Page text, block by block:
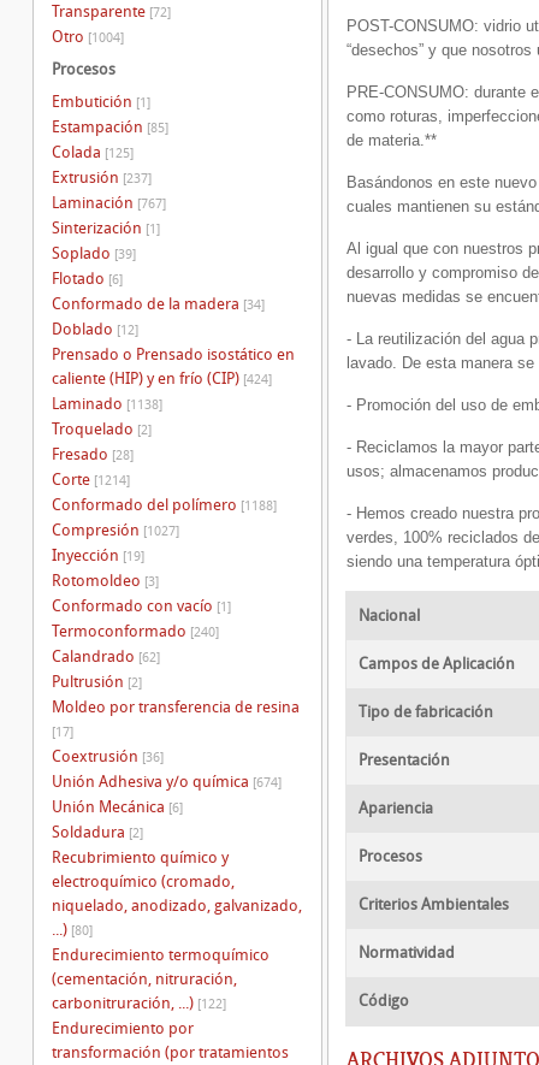
POST-CONSUMO: vidrio
“desechos” y que
PRE-CONSUMO: durante
como roturas,
de materia.**
Basándonos en este
cuales mantienen su
Al igual que con nuestros
desarrollo y compromiso
nuevas medidas se
- La reutilización del agua
lavado. De esta manera
- Promoción del uso de
- Reciclamos la mayor
usos; almacenamos
- Hemos creado nuestra
verdes, 100% reciclados
siendo una temperatura
Nacional
Campos de Aplicación
Tipo de fabricación
Presentación
Apariencia
Procesos
Criterios Ambientales
Normatividad
Código
Transparente [72]
Otro [1004]
Procesos
Embutición [1]
Estampación [85]
Colada [125]
Extrusión [237]
Laminación [767]
Sinterización [1]
Soplado [39]
Flotado [6]
Conformado de la madera [34]
Doblado [12]
Prensado o Prensado isostático en
caliente (HIP) y en frío (CIP) [424]
Laminado [1138]
Troquelado [2]
Fresado [28]
Corte [1214]
Conformado del polímero [1188]
Compresión [1027]
Inyección [19]
Rotomoldeo [3]
Conformado con vacío [1]
Termoconformado [240]
Calandrado [62]
Pultrusión [2]
Moldeo por transferencia de resina
[17]
Coextrusión [36]
Unión Adhesiva y/o química [674]
Unión Mecánica [6]
Soldadura [2]
Recubrimiento químico y
electroquímico (cromado,
niquelado, anodizado, galvanizado,
...) [80]
Endurecimiento termoquímico
(cementación, nitruración,
carbonitruración, ...) [122]
Endurecimiento por
transformación (por tratamientos